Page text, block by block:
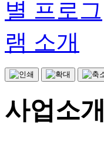
사업소개